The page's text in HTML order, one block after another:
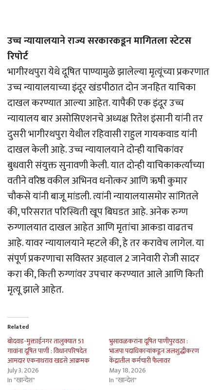
उच्च न्यायालयाने राज्य सरकारकडून मागितला स्टेटस
रिपोर्ट
भागीरथपुरा येथे दूषित पाण्यामुळे झालेल्या मृत्यूंच्या प्रकरणात
उच्च न्यायालयाच्या इंदूर खंडपीठात दोन जनहित याचिका
दाखल करण्यात आल्या आहेत. यापैकी एक इंदूर उच्च
न्यायालय बार असोसिएशनचे अध्यक्ष रितेश इंसानी यांनी तर
दुसरी भागीरथपुरा येथील रहिवासी राहुल गायकवाड यांनी
दाखल केली आहे. उच्च न्यायालयाने दोन्ही याचिकांवर
बुधवारी संयुक्त सुनावणी केली. यात दोन्ही याचिकाकर्त्यांच्या
वतीने वरिष्ठ वकील अभिनव धनोत्कर आणि ऋषी कुमार
चौकसे यांनी बाजू मांडली. त्यांनी न्यायालयासमोर सांगितले
की, परिसरात परिस्थिती खूप बिघडत आहे. अनेक रुग्ण
रुग्णालयात दाखल आहेत आणि मृतांचा आकडा वाढतच
आहे. यावर न्यायालयाने म्हटले की, हे तर करावेच लागेल. या
संपूर्ण प्रकरणाचा सविस्तर अहवाल 2 जानेवारी रोजी सादर
करा की, किती रुग्णांवर उपचार करण्यात आले आणि किती
मृत्यू झाले आहेत.
Related
बोदवड-मुक्ताईनगर तालुक्यात 51
गावांना दूषित पाणी : विधानपरिषदेत
आमदार एकनाथराव खडसे आक्रमक
July 3, 2026
In "खान्देश"
भुसावळकरांना दूषित पाणीपुरवठा :
भाजपा पदाधिकार्‍यांकडून जलशुद्धीकरण
केंद्रातील कर्मचारी फैलावर
May 18, 2026
In "खान्देश"